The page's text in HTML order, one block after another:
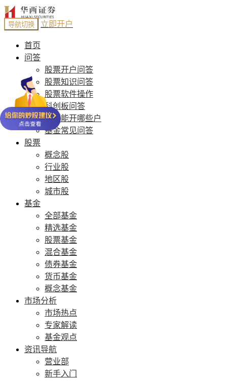
导航切换 立即开户
首页
问答
股票开户问答
股票知识问答
股票软件操作
科创板问答
股票能开哪些户
基金常见问答
股票
概念股
行业股
地区股
城市股
基金
全部基金
精选基金
股票基金
混合基金
债券基金
货币基金
概念基金
市场分析
市场热点
专家解读
基金观点
资讯导航
营业部
新手入门